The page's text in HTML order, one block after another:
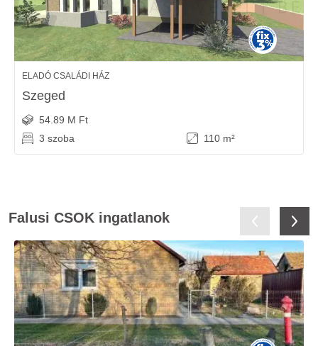
ELADÓ CSALÁDI HÁZ
Szeged
54.89 M Ft
3 szoba
110 m²
Falusi CSOK ingatlanok